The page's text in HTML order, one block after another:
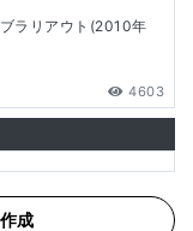
ラリアウト(2010年
4603
成